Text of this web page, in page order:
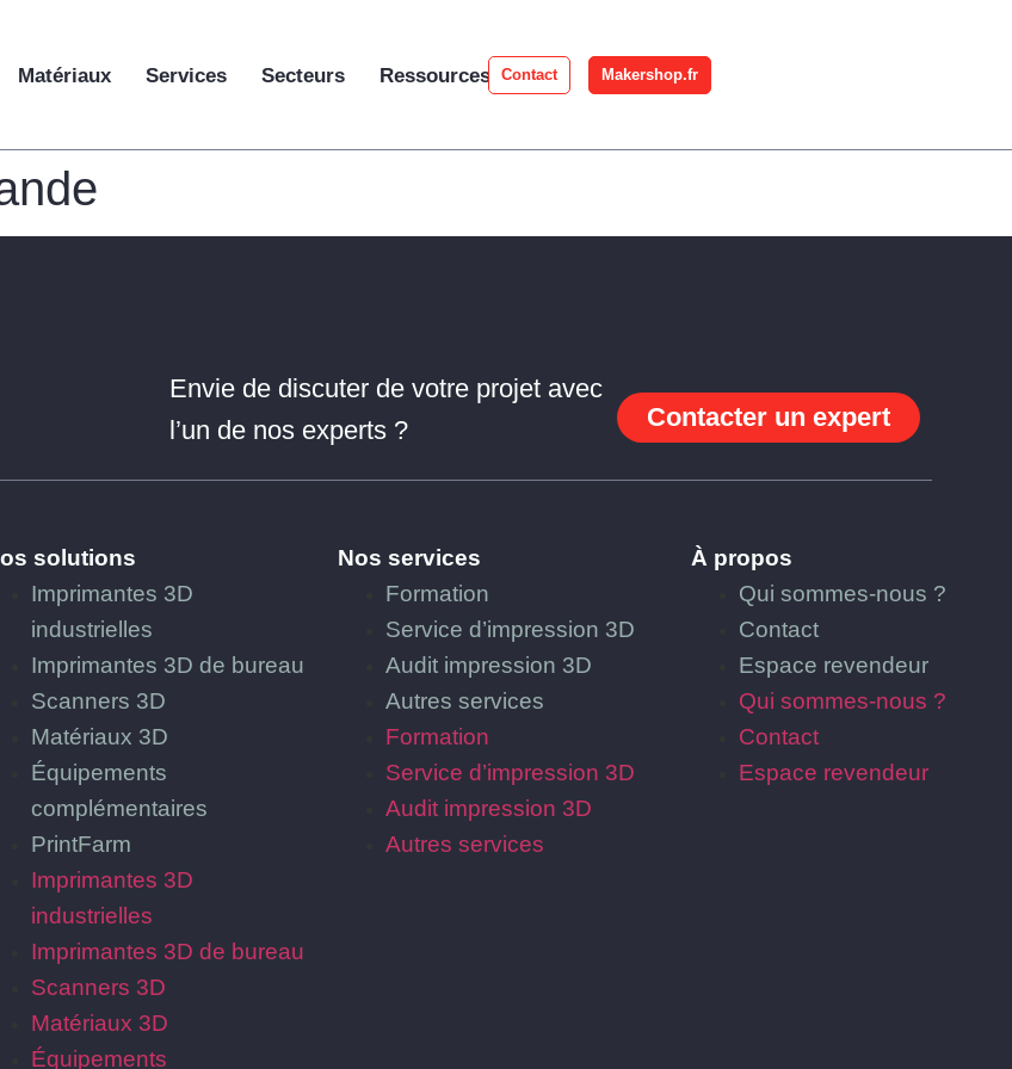
Matériaux Services Secteurs Ressources Contact Makershop.fr
Envie de discuter de votre projet avec
l’un de nos experts ?
Contacter un expert
solutions
Imprimantes 3D
industrielles
Imprimantes 3D de bureau
Scanners 3D
Matériaux 3D
Équipements
complémentaires
PrintFarm
Imprimantes 3D
industrielles
Imprimantes 3D de bureau
Scanners 3D
Matériaux 3D
Équipements
Nos services
Formation
Service d’impression 3D
Audit impression 3D
Autres services
Formation
Service d’impression 3D
Audit impression 3D
Autres services
À propos
Qui sommes-nous ?
Contact
Espace revendeur
Qui sommes-nous ?
Contact
Espace revendeur